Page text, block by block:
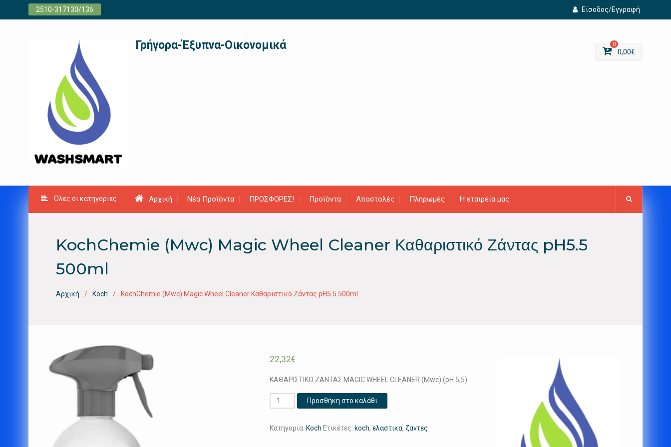
Προχωρήστε
2510-317130/136 Είσοδος/Εγγραφή
Γρήγορα-Έξυπνα-Οικονομικά 0
0,00€
Όλες οι κατηγορίες Αρχική Νέα Προϊόντα ΠΡΟΣΦΟΡΕΣ! Προϊόντα Αποστολές Πληρωμές Η εταιρεία μας
KochChemie (Mwc) Magic Wheel Cleaner Καθαριστικό Ζάντας pH5.5
500ml
Αρχική Koch KochChemie (Mwc) Magic Wheel Cleaner Καθαριστικό Ζάντας pH5.5 500ml
22,32€
ΚΑΘΑΡΙΣΤΙΚΟ ΖΑΝΤΑΣ MAGIC WHEEL CLEANER (Mwc) (pH 5,5)
KochChemie
(Mwc)
Wheel
Προσθήκη στο καλάθι
Κατηγορία: Koch Ετικέτες: koch,ελαστικα, ζαντες